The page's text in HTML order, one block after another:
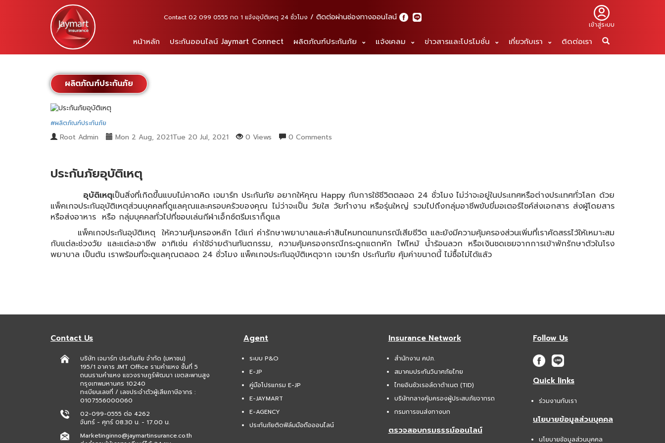
Contact 02 099 0555 กด 1 แจ้งอุบัติเหตุ 24 ชั่วโมง ติดต่อผ่านช่องทางออนไลน์
เข้าสู่ระบบ
หน้าหลัก ประกันออนไลน์ Jaymart Connect ผลิตภัณฑ์ประกันภัย แจ้งเคลม ข่าวสารและโปรโมชั่น เกี่ยวกับเรา ติดต่อเรา
ผลิตภัณฑ์ประกันภัย
#ผลิตภัณฑ์ประกันภัย
Root Admin Mon 2 Aug, 2021Tue 20 Jul, 2021 0 Views 0 Comments
ประกันภัยอุบัติเหตุ
อุบัติเหตุเป็นสิ่งที่เกิดขึ้นแบบไม่คาดคิด เจมาร์ท ประกันภัย อยากให้คุณ Happy กับการใช้ชีวิตตลอด 24 ชั่วโมง ไม่ว่าจะอยู่ในประเทศหรือต่างประเทศทั่วโลก ด้วย
แพ็คเกจประกันอุบัติเหตุส่วนบุคคลที่ดูแลคุณและครอบครัวของคุณ ไม่ว่าจะเป็น วัยใส วัยทำงาน หรือรุ่นใหญ่ รวมไปถึงกลุ่มอาชีพขับขี่มอเตอร์ไซค์ส่งเอกสาร ส่งผู้โดยสาร
หรือส่งอาหาร หรือ กลุ่มบุคคลทั่วไปที่ชอบเล่นกีฬาเอ็กซ์ตรีมเราก็ดูแล
แพ็คเกจประกันอุบัติเหตุ ให้ความคุ้มครองหลัก ได้แก่ ค่ารักษาพยาบาลและค่าสินไหมทดแทนกรณีเสียชีวิต และยังมีความคุ้มครองส่วนเพิ่มที่เราคัดสรรไว้ให้เหมาะสม
กับแต่ละช่วงวัย และแต่ละอาชีพ อาทิเช่น ค่าใช้จ่ายด้านทันตกรรม, ความคุ้มครองกรณีกระดูกแตกหัก ไฟไหม้ น้ำร้อนลวก หรือเงินชดเชยจากการเข้าพักรักษาตัวในโรง
พยาบาล เป็นต้น เราพร้อมที่จะดูแลคุณตลอด 24 ชั่วโมง แพ็คเกจประกันอุบัติเหตุจาก เจมาร์ท ประกันภัย คุ้มค่าขนาดนี้ ไม่ซื้อไม่ได้แล้ว
Contact Us
บริษัท เจมาร์ท ประกันภัย จำกัด (มหาชน)
195/1 อาคาร JMT Office รามคำแหง ชั้นที่ 5
ถนนรามคำแหง แขวงราษฎร์พัฒนา เขตสะพานสูง
กรุงเทพมหานคร 10240
ทะเบียนเลขที่ / เลขประจำตัวผู้เสียภาษีอากร :
0107556000060
02-099-0555 ต่อ 4262
จันทร์ - ศุกร์ 08.30 น. - 17.00 น.
Marketinginno@jaymartinsurance.co.th
Agent
ระบบ P&O
E-JP
คู่มือโปรแกรม E-JP
E-JAYMART
E-AGENCY
ประกันภัยติดฟิล์มมือถือออนไลน์
Insurance Network
สำนักงาน คปภ.
สมาคมประกันวินาศภัยไทย
ไทยอินชัวเรอส์ดาต้าเนต (TID)
บริษัทกลางคุ้มครองผู้ประสบภัยจากรถ
กรมการขนส่งทางบก
ตรวจสอบกรมธรรม์ออนไลน์
Follow Us
Quick links
ร่วมงานกับเรา
นโยบายข้อมูลส่วนบุคคล
นโยบายข้อมูลส่วนบุคคล